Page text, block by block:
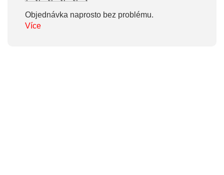
Objednávka naprosto bez problému.
Více